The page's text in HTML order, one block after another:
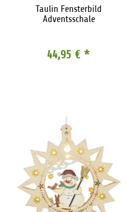
Taulin Fensterbild
Adventsschale
44,95 € *